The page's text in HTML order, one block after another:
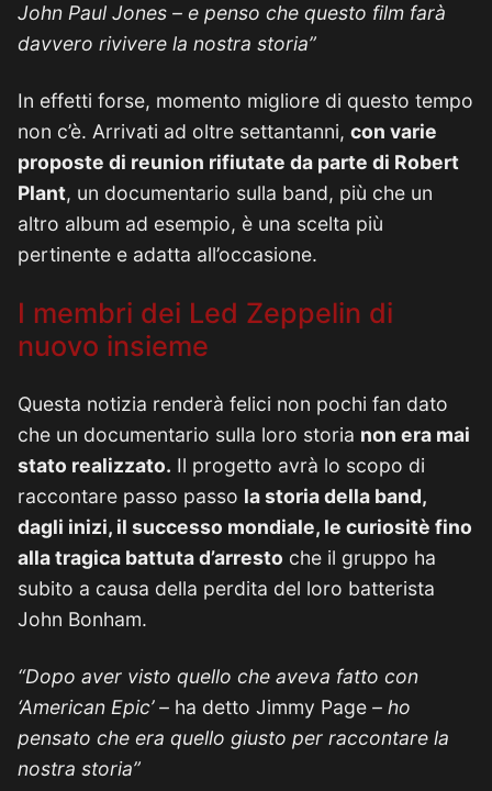
John Paul Jones – e penso che questo film farà
davvero rivivere la nostra storia”
In effetti forse, momento migliore di questo tempo
non c’è. Arrivati ad oltre settantanni, con varie
proposte di reunion rifiutate da parte di Robert
Plant, un documentario sulla band, più che un
altro album ad esempio, è una scelta più
pertinente e adatta all’occasione.
I membri dei Led Zeppelin di
nuovo insieme
Questa notizia renderà felici non pochi fan dato
che un documentario sulla loro storia non era mai
stato realizzato. Il progetto avrà lo scopo di
raccontare passo passo la storia della band,
dagli inizi, il successo mondiale, le curiositè fino
alla tragica battuta d’arresto che il gruppo ha
subito a causa della perdita del loro batterista
John Bonham.
“Dopo aver visto quello che aveva fatto con
‘American Epic’ – ha detto Jimmy Page – ho
pensato che era quello giusto per raccontare la
nostra storia”